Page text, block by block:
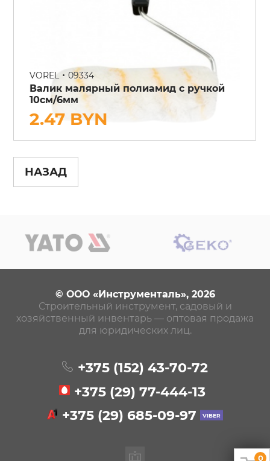
0
VOREL• 09334
Валик малярный полиамид с ручкой
10см/6мм
2.47 BYN
НАЗАД
© ООО «Инструменталь», 2026
Строительный инструмент, садовый и
хозяйственный инвентарь — оптовая продажа
для юридических лиц.
+375 (152) 43-70-72
+375 (29)77-444-13
+375 (29) 685-09-97